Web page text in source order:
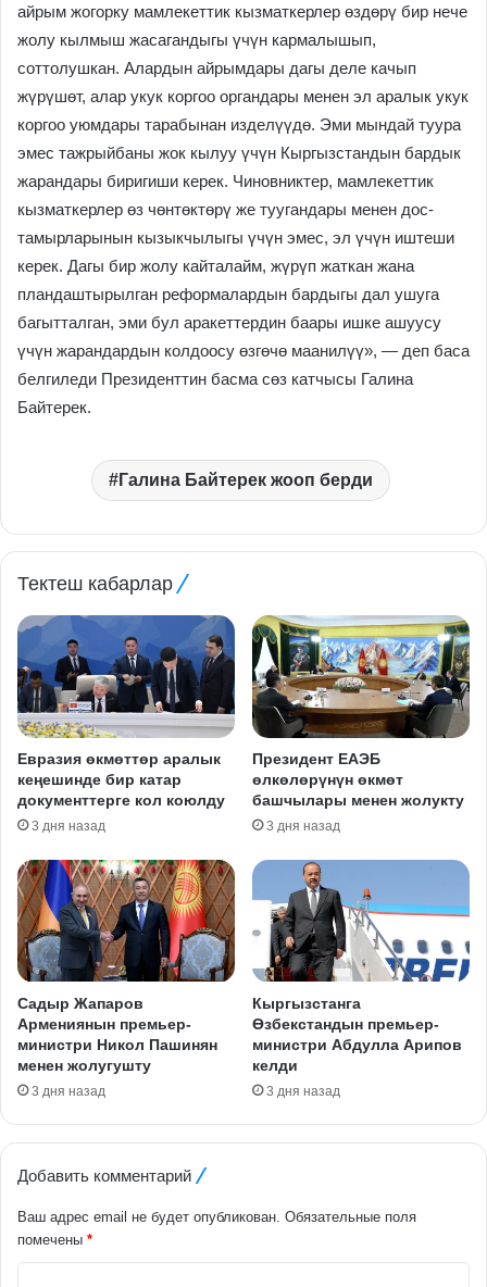
айрым жогорку мамлекеттик кызматкерлер өздөрү бир нече
жолу кылмыш жасагандыгы үчүн кармалышып,
соттолушкан. Алардын айрымдары дагы деле качып
жүрүшөт, алар укук коргоо органдары менен эл аралык укук
коргоо уюмдары тарабынан изделүүдө. Эми мындай туура
эмес тажрыйбаны жок кылуу үчүн Кыргызстандын бардык
жарандары биригиши керек. Чиновниктер, мамлекеттик
кызматкерлер өз чөнтөктөрү же туугандары менен дос-
тамырларынын кызыкчылыгы үчүн эмес, эл үчүн иштеши
керек. Дагы бир жолу кайталайм, жүрүп жаткан жана
пландаштырылган реформалардын бардыгы дал ушуга
багытталган, эми бул аракеттердин баары ишке ашуусу
үчүн жарандардын колдоосу өзгөчө маанилүү», — деп баса
белгиледи Президенттин басма сөз катчысы Галина
Байтерек.
Галина Байтерек жооп берди
Тектеш кабарлар
Евразия өкмөттөр аралык
кеңешинде бир катар
документтерге кол коюлду
3 дня назад
Президент ЕАЭБ
өлкөлөрүнүн өкмөт
башчылары менен жолукту
3 дня назад
Садыр Жапаров
Армениянын премьер-
министри Никол Пашинян
менен жолугушту
3 дня назад
Кыргызстанга
Өзбекстандын премьер-
министри Абдулла Арипов
келди
3 дня назад
Добавить комментарий
Ваш адрес email не будет опубликован. Обязательные поля
помечены *